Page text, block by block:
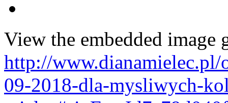
View the embedded image
http://www.dianamielec.pl/
09-2018-dla-mysliwych-